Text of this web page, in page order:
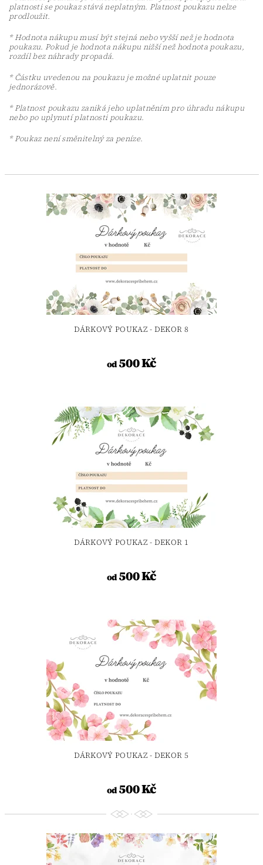
platnosti se poukaz stává neplatným. Platnost poukazu nelze
prodloužit.
* Hodnota nákupu musí být stejná nebo vyšší než je hodnota
poukazu. Pokud je hodnota nákupu nižší než hodnota poukazu,
rozdíl bez náhrady propadá.
* Částku uvedenou na poukazu je možné uplatnit pouze
jednorázově.
* Platnost poukazu zaniká jeho uplatněním pro úhradu nákupu
nebo po uplynutí platnosti poukazu.
* Poukaz není směnitelný za peníze.
DÁRKOVÝ POUKAZ - DEKOR 8
od500 Kč
DÁRKOVÝ POUKAZ - DEKOR 1
od500 Kč
DÁRKOVÝ POUKAZ - DEKOR 5
od500 Kč